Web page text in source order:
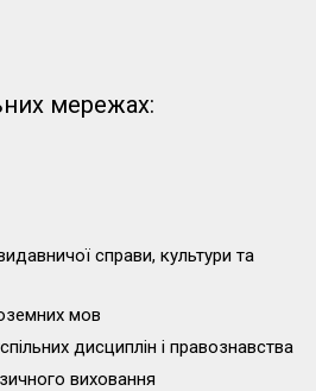
мережах:
справи, культури та
мов
дисциплін і правознавства
виховання